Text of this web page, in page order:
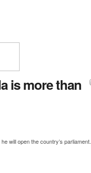
is more than
will open the country’s parliament.